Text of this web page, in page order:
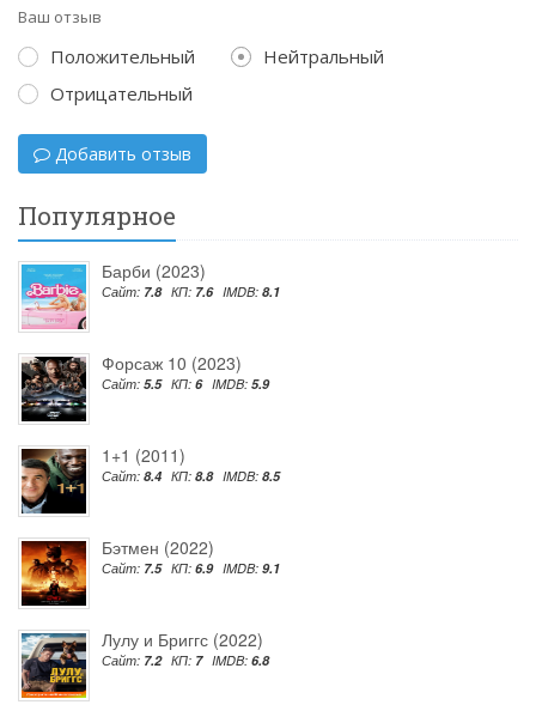
Ваш отзыв
Положительный
Нейтральный
Отрицательный
Добавить отзыв
Популярное
Барби (2023)
Сайт: 7.8 КП: 7.6 IMDB: 8.1
Форсаж 10 (2023)
Сайт: 5.5 КП: 6 IMDB: 5.9
1+1 (2011)
Сайт: 8.4 КП: 8.8 IMDB: 8.5
Бэтмен (2022)
Сайт: 7.5 КП: 6.9 IMDB: 9.1
Лулу и Бриггс (2022)
Сайт: 7.2 КП: 7 IMDB: 6.8